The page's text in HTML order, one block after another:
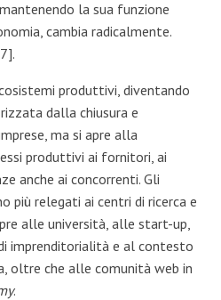
la sua funzione
cambia radicalmente.
produttivi, diventando
dalla chiusura e
ma si apre alla
produttivi ai fornitori, ai
anche ai concorrenti. Gli
più relegati ai centri di ricerca e
alle università, alle start-up,
imprenditorialità e al contesto
oltre che alle comunità web in
.